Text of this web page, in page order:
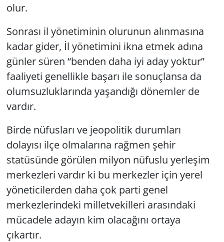
olur.
Sonrası il yönetiminin olurunun alınmasına
kadar gider, İl yönetimini ikna etmek adına
günler süren “benden daha iyi aday yoktur”
faaliyeti genellikle başarı ile sonuçlansa da
olumsuzluklarında yaşandığı dönemler de
vardır.
Birde nüfusları ve jeopolitik durumları
dolayısı ilçe olmalarına rağmen şehir
statüsünde görülen milyon nüfuslu yerleşim
merkezleri vardır ki bu merkezler için yerel
yöneticilerden daha çok parti genel
merkezlerindeki milletvekilleri arasındaki
mücadele adayın kim olacağını ortaya
çıkartır.